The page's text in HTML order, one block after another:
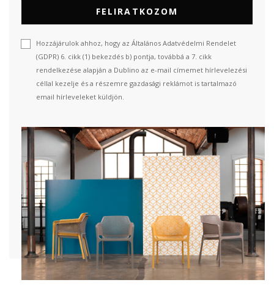
FELIRATKOZOM
Hozzájárulok ahhoz, hogy az Általános Adatvédelmi Rendelet
(GDPR) 6. cikk (1) bekezdés b) pontja, továbbá a 7. cikk
rendelkezése alapján a Dublino az e-mail címemet hírlevelezési
céllal kezelje és a részemre gazdasági reklámot is tartalmazó
email hírleveleket küldjön.